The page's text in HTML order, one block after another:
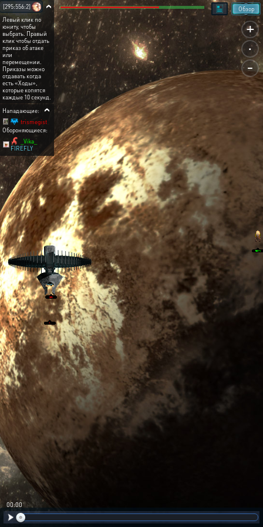
+
.
-
Обзор
[295:556:2]
Левый клик по
юниту, чтобы
выбрать. Правый
клик чтобы отдать
приказ об атаке
или
перемещении.
Приказы можно
отдавать когда
есть «Ходы»,
которые копятся
каждые 10 секунд.
Нападающие:
trismegist
Обороняющиеся:
_Vika_
FIREFLY
00:01